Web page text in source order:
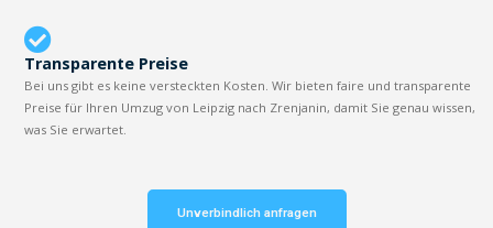
Transparente Preise
Bei uns gibt es keine versteckten Kosten. Wir bieten faire und transparente
Preise für Ihren Umzug von Leipzig nach Zrenjanin, damit Sie genau wissen,
was Sie erwartet.
Unverbindlich anfragen